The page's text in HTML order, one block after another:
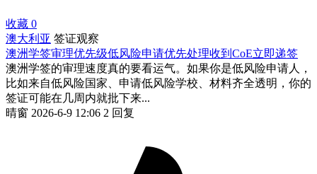
收藏 0
澳大利亚 签证观察
澳洲学签审理优先级低风险申请优先处理收到CoE立即递签
澳洲学签的审理速度真的要看运气。如果你是低风险申请人，
比如来自低风险国家、申请低风险学校、材料齐全透明，你的
签证可能在几周内就批下来...
晴窗 2026-6-9 12:06 2 回复